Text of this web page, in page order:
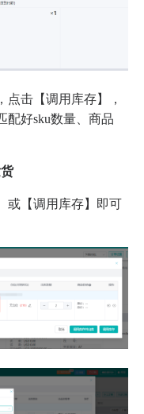
击【调用库存】，
配好sku数量、商品
或【调用库存】即可